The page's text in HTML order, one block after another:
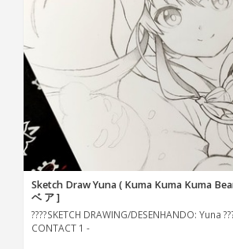
Sketch Draw Yuna ( Kuma Kuma Kuma
ベ ア ]
????SKETCH DRAWING/DESENHANDO: Yuna
CONTACT 1 -